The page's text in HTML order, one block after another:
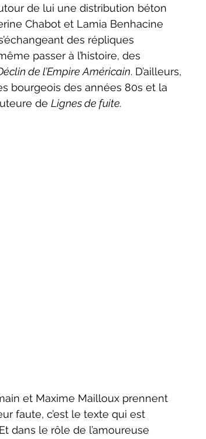
Chabot et Lamia Benhacine
des répliques
passer à l’histoire, des
de l’Empire Américain. D’ailleurs,
bourgeois des années 80s et la
de Lignes de fuite.
faute, c’est le texte qui est
dans le rôle de l’amoureuse